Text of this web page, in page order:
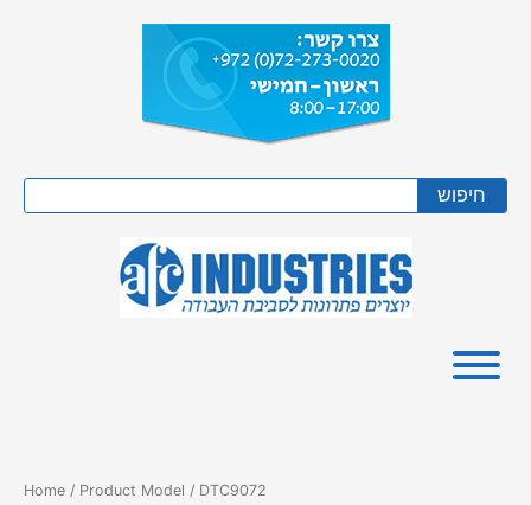
חיפוש
Home / Product Model / DTC9072